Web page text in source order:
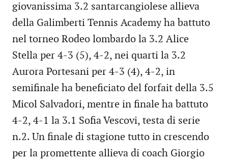
giovanissima 3.2 santarcangiolese allieva
della Galimberti Tennis Academy ha battuto
nel torneo Rodeo lombardo la 3.2 Alice
Stella per 4-3 (5), 4-2, nei quarti la 3.2
Aurora Portesani per 4-3 (4), 4-2, in
semifinale ha beneficiato del forfait della 3.5
Micol Salvadori, mentre in finale ha battuto
4-2, 4-1 la 3.1 Sofia Vescovi, testa di serie
n.2. Un finale di stagione tutto in crescendo
per la promettente allieva di coach Giorgio